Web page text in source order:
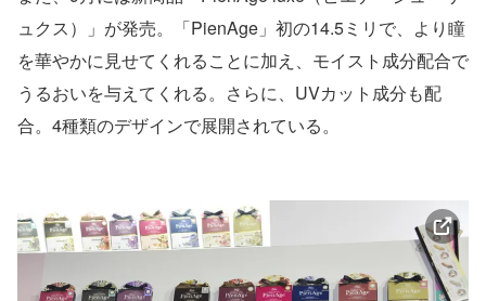
ュクス）」が発売。「PienAge」初の14.5ミリで、より瞳
を華やかに見せてくれることに加え、モイスト成分配合で
うるおいを与えてくれる。さらに、UVカット成分も配
合。4種類のデザインで展開されている。